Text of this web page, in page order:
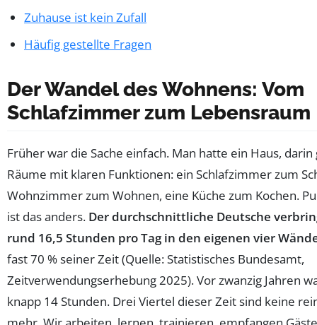
Zuhause ist kein Zufall
Häufig gestellte Fragen
Der Wandel des Wohnens: Vom
Schlafzimmer zum Lebensraum
Früher war die Sache einfach. Man hatte ein Haus, darin
Räume mit klaren Funktionen: ein Schlafzimmer zum
Wohnzimmer zum Wohnen, eine Küche zum Kochen.
ist das anders. Der durchschnittliche Deutsche
rund 16,5 Stunden pro Tag in den eigenen vier
fast 70 % seiner Zeit (Quelle: Statistisches Bundesamt,
Zeitverwendungserhebung 2025). Vor zwanzig Jahren
knapp 14 Stunden. Drei Viertel dieser Zeit sind keine